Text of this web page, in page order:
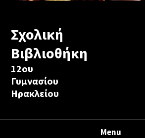
Σχολική
Βιβλιοθήκη
12ου
Γυμνασίου
Ηρακλείου
Menu